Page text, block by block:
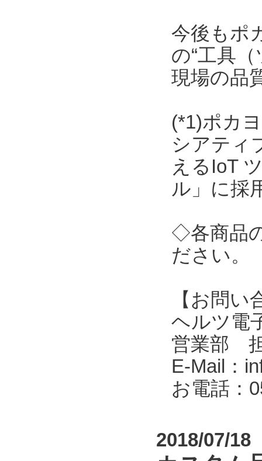
今後もポ
の“工具
現場の品
(*1)ポカ
シアティ
えるIoT
ル」に採
◇各商品
ださい。
【お問い
ヘルツ電
営業部
E-Mail：
お電話：
2018/07/18